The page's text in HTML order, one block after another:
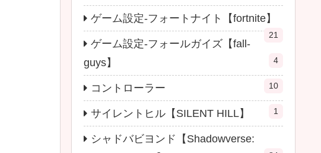
ゲーム設定-フォートナイト【fortnite】
21
ゲーム設定-フォールガイズ【fall-
guys】
4
コントローラー 10
サイレントヒル【SILENT HILL】 1
シャドバビヨンド【Shadowverse: